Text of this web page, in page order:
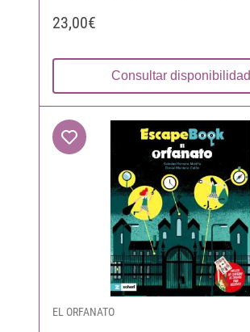
23,00€
Consultar disponibilidad
EL ORFANATO